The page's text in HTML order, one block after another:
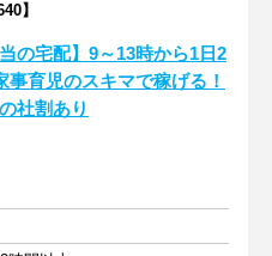
】
当の宅配】9～13時から1日2
育児のスキマで稼げる！
社割あり